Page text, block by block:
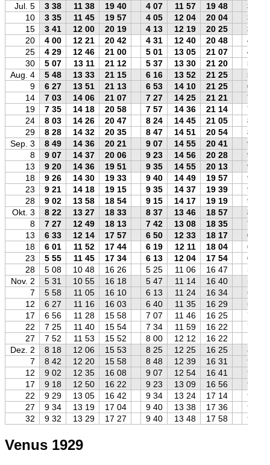
Jul. 5
3 38 11 38 19 40 4 07 11 57 19 48
3 46
10
3 35 11 45 19 57 4 05 12 04 20 04
3 43
15
3 41 12 00 20 19 4 13 12 19 20 25
3 49
20
4 00 12 21 20 42 4 31 12 40 20 48
4 07
25
4 29 12 46 21 00 5 01 13 05 21 07
4 37
30
5 07 13 11 21 12 5 37 13 30 21 20
5 16
Aug. 4
5 48 13 33 21 15 6 16 13 52 21 25
5 57
9
6 27 13 51 21 13 6 53 14 10 21 25
6 37
14
7 03 14 06 21 07 7 27 14 25 21 21
7 14
19
7 35 14 18 20 58 7 57 14 36 21 14
7 47
24
8 03 14 26 20 47 8 24 14 45 21 05
8 16
29
8 28 14 32 20 35 8 47 14 51 20 54
8 42
Sep. 3
8 49 14 36 20 21 9 07 14 55 20 41
9 04
8
9 07 14 37 20 06 9 23 14 56 20 28
9 22
13
9 20 14 36 19 51 9 35 14 55 20 13
9 35
18
9 26 14 30 19 33 9 40 14 49 19 57
9 42
23
9 21 14 18 19 15 9 35 14 37 19 39
9 38
28
9 02 13 58 18 54 9 15 14 17 19 19
9 18
Okt. 3
8 22 13 27 18 33 8 37 13 46 18 57
8 38
8
7 27 12 49 18 13 7 42 13 08 18 35
7 42
13
6 33 12 14 17 57 6 50 12 33 18 17
6 47
18
6 01 11 52 17 44 6 19 12 11 18 04
6 14
23
5 55 11 45 17 34 6 13 12 04 17 54
6 09
28
5 08 10 48 16 26 5 25 11 06 16 47
5 22
Nov. 2
5 31 10 55 16 18 5 47 11 14 16 40
5 46
7
5 58 11 05 16 10 6 13 11 24 16 34
6 14
12
6 27 11 16 16 03 6 40 11 35 16 29
6 44
17
6 56 11 28 15 58 7 07 11 46 16 25
7 13
22
7 25 11 40 15 54 7 34 11 59 16 22
7 43
27
7 52 11 53 15 52 8 00 12 12 16 22
Dez. 2
8 18 12 06 15 53 8 25 12 25 16 25
8 38
7
8 42 12 20 15 58 8 48 12 39 16 31
9 02
12
9 02 12 35 16 08 9 07 12 54 16 41
9 23
17
9 18 12 50 16 22 9 23 13 09 16 56
9 39
22
9 29 13 05 16 42 9 34 13 24 17 14
9 49
27
9 34 13 19 17 04 9 40 13 38 17 36
9 54
32
9 32 13 29 17 27 9 40 13 48 17 58 9 51
Venus 1929